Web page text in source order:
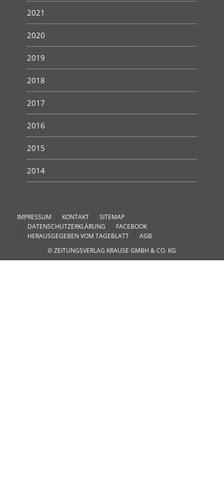
2021
2020
2019
2018
2017
2016
2015
2014
IMPRESSUM KONTAKT
SITEMAP
DATENSCHUTZERKLÄRUNG
FACEBOOK
HERAUSGEGEBEN VOM TAGEBLATT
AGB
© ZEITUNGSVERLAG KRAUSE GMBH & CO. KG